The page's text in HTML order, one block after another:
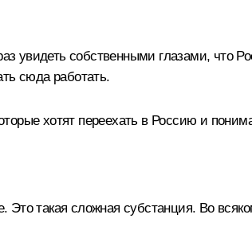
увидеть собственными глазами, что
сюда работать.
хотят переехать в Россию и
такая сложная субстанция. Во